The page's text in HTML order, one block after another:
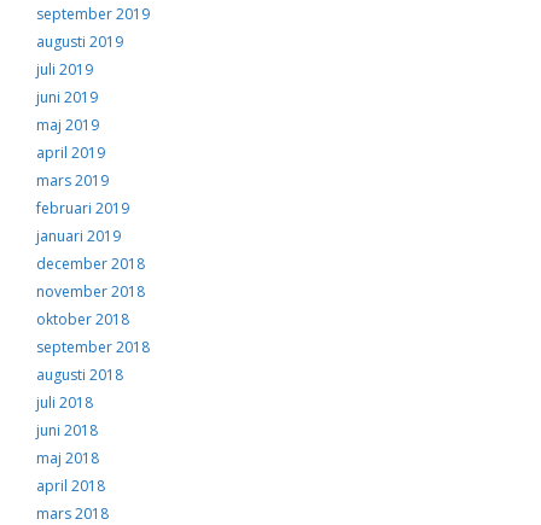
september 2019
augusti 2019
juli 2019
juni 2019
maj 2019
april 2019
mars 2019
februari 2019
januari 2019
december 2018
november 2018
oktober 2018
september 2018
augusti 2018
juli 2018
juni 2018
maj 2018
april 2018
mars 2018